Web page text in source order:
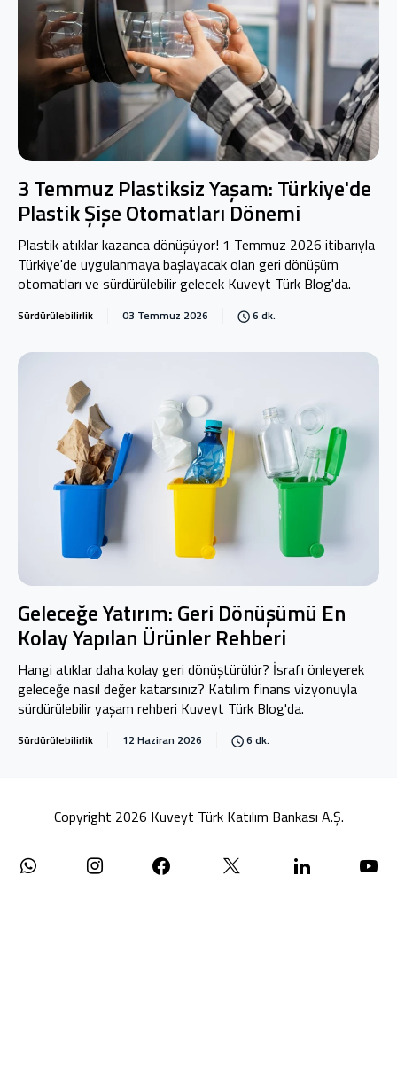
3 Temmuz Plastiksiz Yaşam: Türkiye'de
Plastik Şişe Otomatları Dönemi
Plastik atıklar kazanca dönüşüyor! 1 Temmuz 2026 itibarıyla
Türkiye'de uygulanmaya başlayacak olan geri dönüşüm
otomatları ve sürdürülebilir gelecek Kuveyt Türk Blog'da.
Sürdürülebilirlik 03 Temmuz 2026 6 dk.
Geleceğe Yatırım: Geri Dönüşümü En
Kolay Yapılan Ürünler Rehberi
Hangi atıklar daha kolay geri dönüştürülür? İsrafı önleyerek
geleceğe nasıl değer katarsınız? Katılım finans vizyonuyla
sürdürülebilir yaşam rehberi Kuveyt Türk Blog'da.
Sürdürülebilirlik 12 Haziran 2026 6 dk.
Copyright 2026 Kuveyt Türk Katılım Bankası A.Ş.